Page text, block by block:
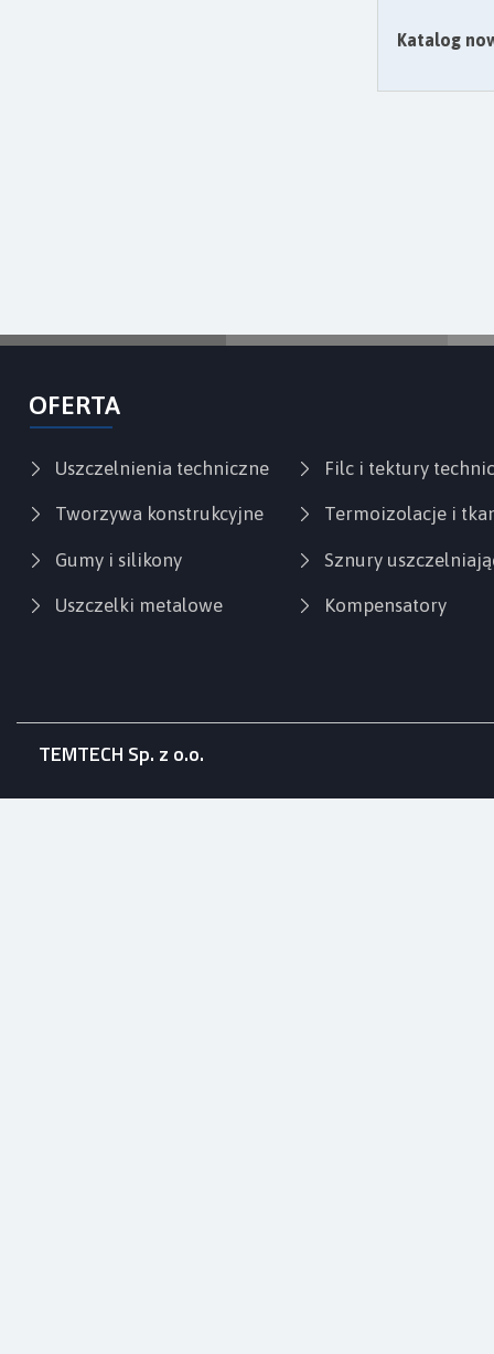
Katalog
Kompensatory
Sznury
Termoizolacje i
Filc i tektury
Uszczelki metalowe
Gumy i silikony
Tworzywa konstrukcyjne
Uszczelnienia techniczne
OFERTA
TEMTECH Sp. z o.o.